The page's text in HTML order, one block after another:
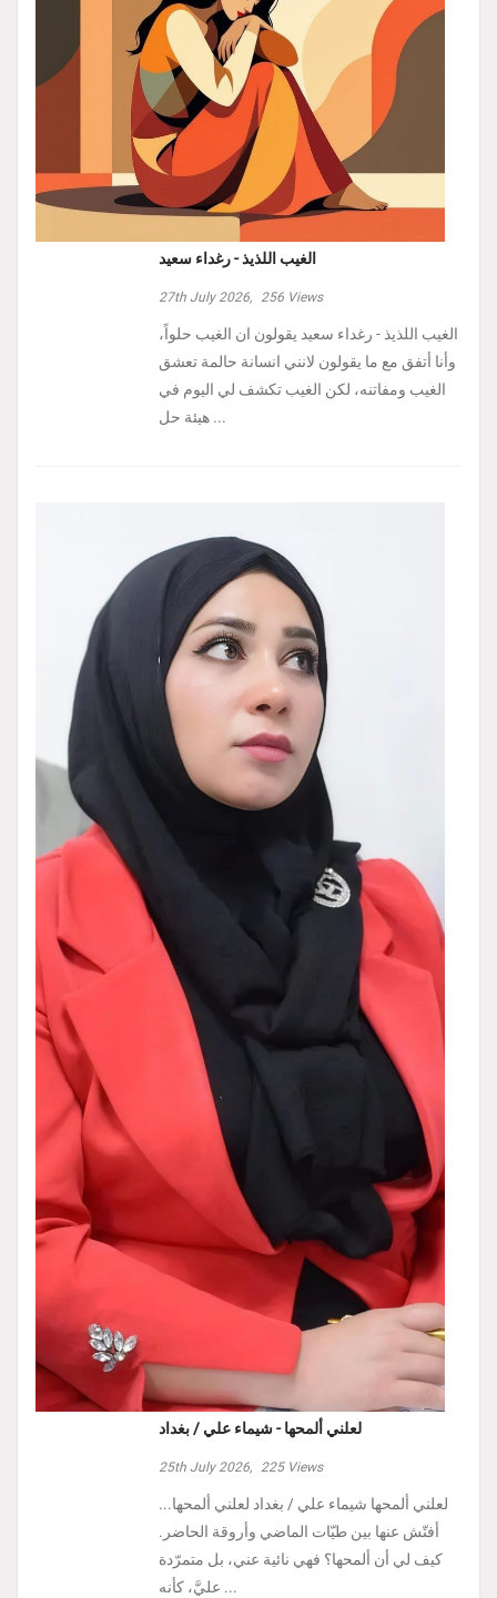
الغيب اللذيذ - رغداء سعيد
27th July 2026, 256 Views
الغيب اللذيذ - رغداء سعيد يقولون ان الغيب حلواً،
وأنا أتفق مع ما يقولون لانني انسانة حالمة تعشق
الغيب ومفاتنه، لكن الغيب تكشف لي اليوم في
هيئة حل ...
لعلني ألمحها - شيماء علي / بغداد
25th July 2026, 225Views
لعلني ألمحها شيماء علي / بغداد لعلني ألمحها...
أفتّش عنها بين طيّات الماضي وأروقة الحاضر.
كيف لي أن ألمحها؟ فهي نائية عني، بل متمرّدة
عليَّ، كأنه ...